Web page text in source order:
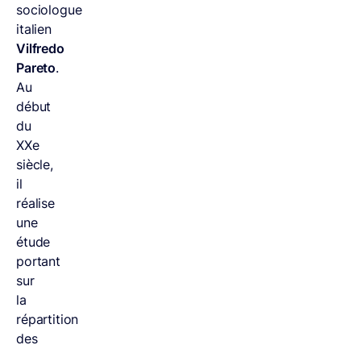
sociologue
italien
Vilfredo
Pareto.
Au
début
du
XXe
siècle,
il
réalise
une
étude
portant
sur
la
répartition
des